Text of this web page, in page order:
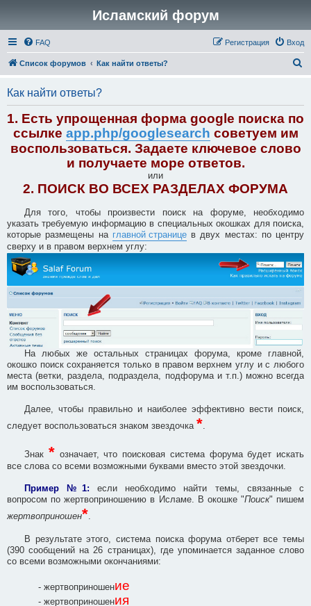
Исламский форум
FAQ Вход
Регистрация
Список форумов Как найти ответы?
Как найти ответы?
1. Есть упрощенная форма google поиска по
ссылке app.php/googlesearch советуем им
воспользоваться. Задаете ключевое слово
и получаете море ответов.
или
2. ПОИСК ВО ВСЕХ РАЗДЕЛАХ ФОРУМА
Для того, чтобы произвести поиск на форуме, необходимо
указать требуемую информацию в специальных окошках для поиска,
которые размещены на главной страницев двух местах: по центру
сверху и в правом верхнем углу:
На любых же остальных страницах форума, кроме главной,
окошко поиск сохраняется только в правом верхнем углу и с любого
места (ветки, раздела, подраздела, подфорума и т.п.) можно всегда
им воспользоваться.
Далее, чтобы правильно и наиболее эффективно вести поиск,
следует воспользоваться знаком звездочка *
Знак * означает, что поисковая система форума будет искать
все слова со всеми возможными буквами вместо этой звездочки.
Пример №1: если необходимо найти темы, связанные с
вопросом по жертвоприношению в Исламе. В окошке "Поиск" пишем
жертвоприношен*
В результате этого, система поиска форума отберет все темы
(390 сообщений на 26 страницах), где упоминается заданное слово
со всеми возможными окончаниями:
- жертвоприношение
- жертвоприношения